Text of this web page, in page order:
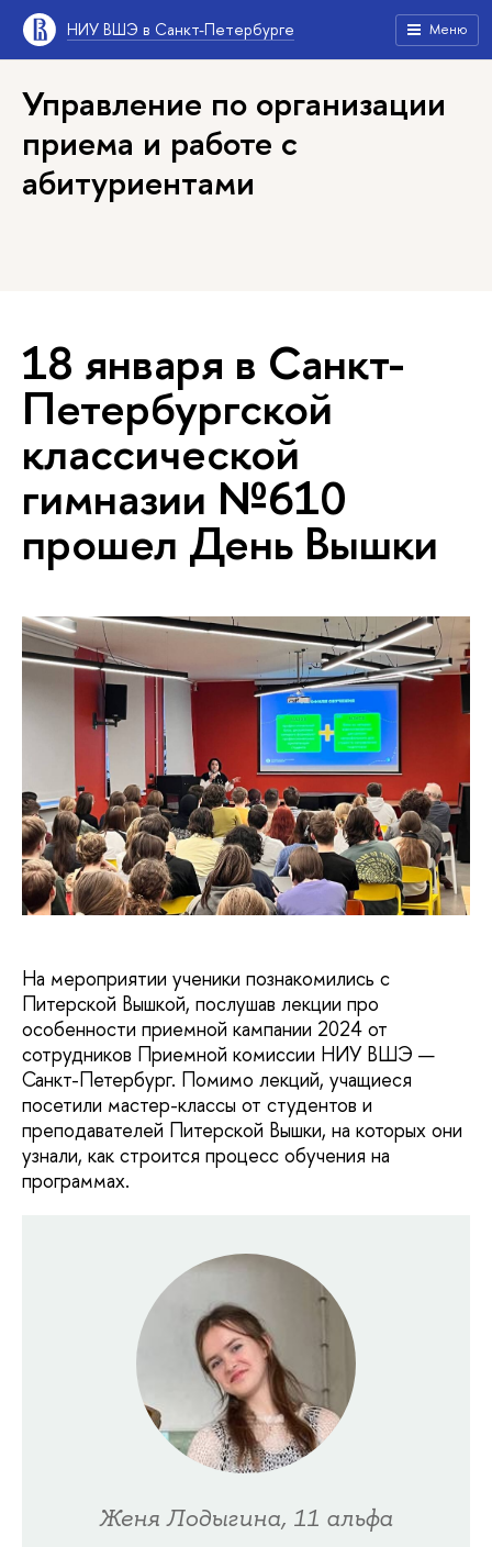
НИУ ВШЭ в Санкт-Петербурге Меню
Управление по организации
приема и работе с
абитуриентами
18 января в Санкт-
Петербургской
классической
гимназии №610
прошел День Вышки
На мероприятии ученики познакомились с
Питерской Вышкой, послушав лекции про
особенности приемной кампании 2024 от
сотрудников Приемной комиссии НИУ ВШЭ —
Санкт-Петербург. Помимо лекций, учащиеся
посетили мастер-классы от студентов и
преподавателей Питерской Вышки, на которых они
узнали, как строится процесс обучения на
программах.
Женя Лодыгина, 11 альфа